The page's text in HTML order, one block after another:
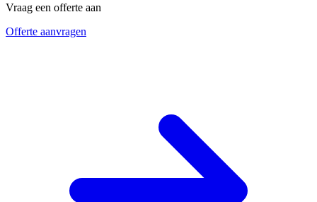
Vraag een offerte aan
Offerte aanvragen